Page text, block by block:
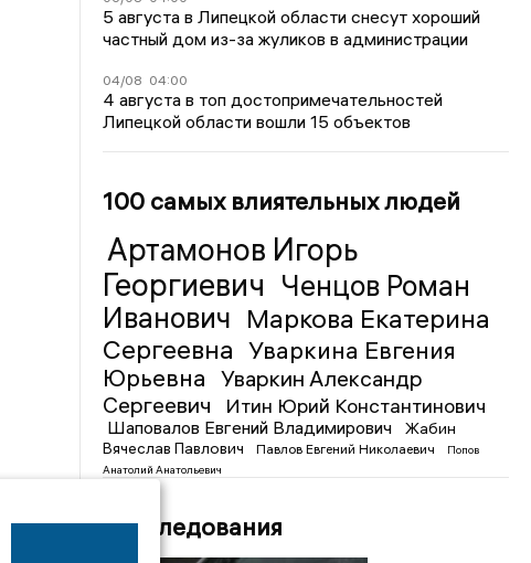
5 августа в Липецкой области снесут хороший
частный дом из-за жуликов в администрации
04/08 04:00
4 августа в топ достопримечательностей
Липецкой области вошли 15 объектов
100 самых влиятельных людей
Артамонов Игорь
Георгиевич Ченцов Роман
Иванович Маркова Екатерина
Сергеевна Уваркина Евгения
Юрьевна
Уваркин Александр
Сергеевич
Итин Юрий Константинович
Шаповалов Евгений Владимирович
Жабин
Вячеслав Павлович
Павлов Евгений Николаевич
Попов
Анатолий Анатольевич
Расследования